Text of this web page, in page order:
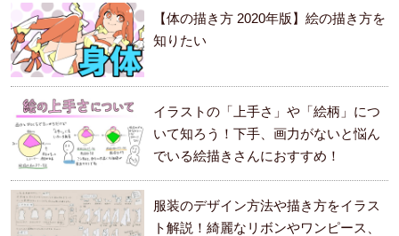
【体の描き方 2020年版】絵の描き方を
知りたい
イラストの「上手さ」や「絵柄」につ
いて知ろう！下手、画力がないと悩ん
でいる絵描きさんにおすすめ！
服装のデザイン方法や描き方をイラス
ト解説！綺麗なリボンやワンピース、